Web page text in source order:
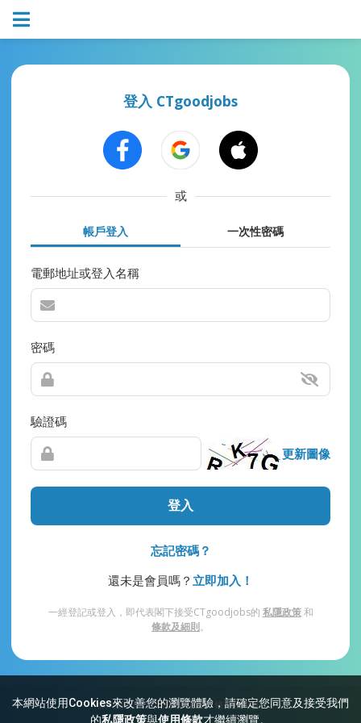
本網站使用Cookies來改善您的瀏覽體驗，請確定您同意及接受我們
的私隱政策與使用條款才繼續瀏覽。
登入 CTgoodjobs
或
帳戶登入 一次性密碼
電郵地址或登入名稱
密碼
驗證碼
更新圖像
登入
忘記密碼？
還未是會員嗎？ 立即加入！
一經登記或登入，即代表閣下接受CTgoodjobs的 私隱政策和
條款及細則。
網站索引 常見問題 私隱 條款及細則